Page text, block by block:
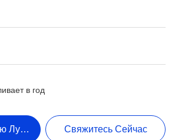
в год
Лучшую ЦенуСвяжитесь Сейчас